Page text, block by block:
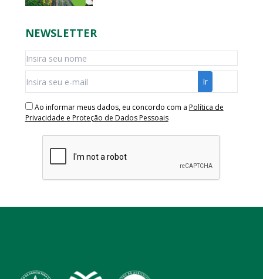
NEWSLETTER
Ao informar meus dados, eu concordo com a Política de
Privacidade e Proteção de Dados Pessoais